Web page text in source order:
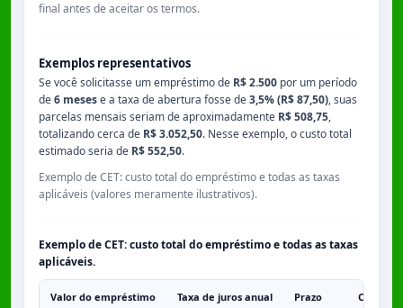
final antes de aceitar os termos.
Exemplos representativos
Se você solicitasse um empréstimo de R$ 2.500 por um período
de6 mesese a taxa de abertura fosse de3,5% (R$ 87,50), suas
parcelas mensais seriam de aproximadamente R$ 508,75,
totalizando cerca de R$ 3.052,50. Nesse exemplo, o custo total
estimado seria de R$ 552,50.
Exemplo de CET: custo total do empréstimo e todas as taxas
aplicáveis (valores meramente ilustrativos).
Exemplo de CET: custo total do empréstimo e todas as taxas
aplicáveis.
Valor do empréstimo Taxa de juros anual Prazo